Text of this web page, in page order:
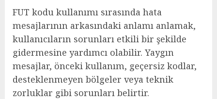
FUT kodu kullanımı sırasında hata
mesajlarının arkasındaki anlamı anlamak,
kullanıcıların sorunları etkili bir şekilde
gidermesine yardımcı olabilir. Yaygın
mesajlar, önceki kullanım, geçersiz kodlar,
desteklenmeyen bölgeler veya teknik
zorluklar gibi sorunları belirtir.